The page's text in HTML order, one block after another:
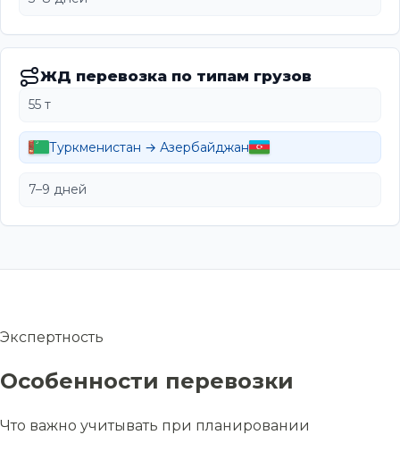
ЖД перевозка по типам грузов
55 т
Туркменистан → Азербайджан
7–9 дней
Экспертность
Особенности перевозки
Что важно учитывать при планировании